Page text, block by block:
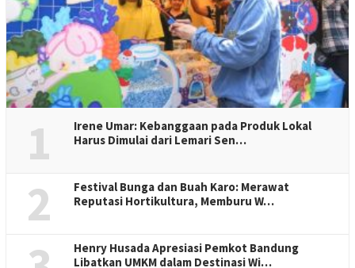
1
Irene Umar: Kebanggaan pada Produk Lokal
Harus Dimulai dari Lemari Sen…
2
Festival Bunga dan Buah Karo: Merawat
Reputasi Hortikultura, Memburu W…
Henry Husada Apresiasi Pemkot Bandung
Libatkan UMKM dalam Destinasi Wi…